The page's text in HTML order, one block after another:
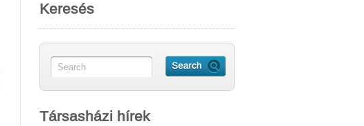
Keresés
Társasházi hírek